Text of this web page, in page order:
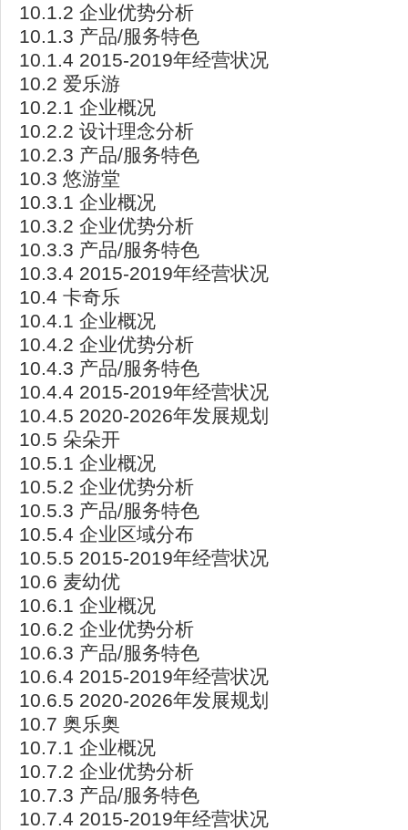
10.1.2 企业优势分析
10.1.3 产品/服务特色
10.1.4 2015-2019年经营状况
10.2 爱乐游
10.2.1 企业概况
10.2.2 设计理念分析
10.2.3 产品/服务特色
10.3 悠游堂
10.3.1 企业概况
10.3.2 企业优势分析
10.3.3 产品/服务特色
10.3.4 2015-2019年经营状况
10.4 卡奇乐
10.4.1 企业概况
10.4.2 企业优势分析
10.4.3 产品/服务特色
10.4.4 2015-2019年经营状况
10.4.5 2020-2026年发展规划
10.5 朵朵开
10.5.1 企业概况
10.5.2 企业优势分析
10.5.3 产品/服务特色
10.5.4 企业区域分布
10.5.5 2015-2019年经营状况
10.6 麦幼优
10.6.1 企业概况
10.6.2 企业优势分析
10.6.3 产品/服务特色
10.6.4 2015-2019年经营状况
10.6.5 2020-2026年发展规划
10.7 奥乐奥
10.7.1 企业概况
10.7.2 企业优势分析
10.7.3 产品/服务特色
10.7.4 2015-2019年经营状况